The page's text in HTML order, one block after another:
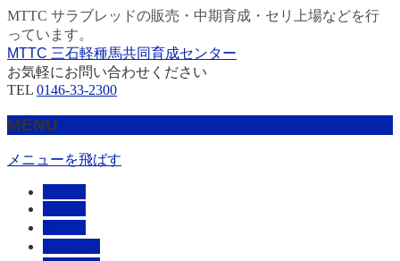
MTTC サラブレッドの販売・中期育成・セリ上場などを行
っています。
MTTC 三石軽種馬共同育成センター
お気軽にお問い合わせください
TEL 0146-33-2300
MENU
メニューを飛ばす